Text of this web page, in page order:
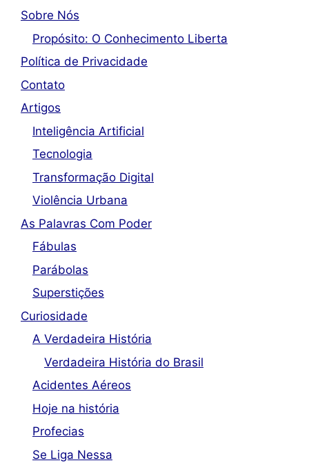
Sobre Nós
Propósito: O Conhecimento Liberta
Política de Privacidade
Contato
Artigos
Inteligência Artificial
Tecnologia
Transformação Digital
Violência Urbana
As Palavras Com Poder
Fábulas
Parábolas
Superstições
Curiosidade
A Verdadeira História
Verdadeira História do Brasil
Acidentes Aéreos
Hoje na história
Profecias
Se Liga Nessa